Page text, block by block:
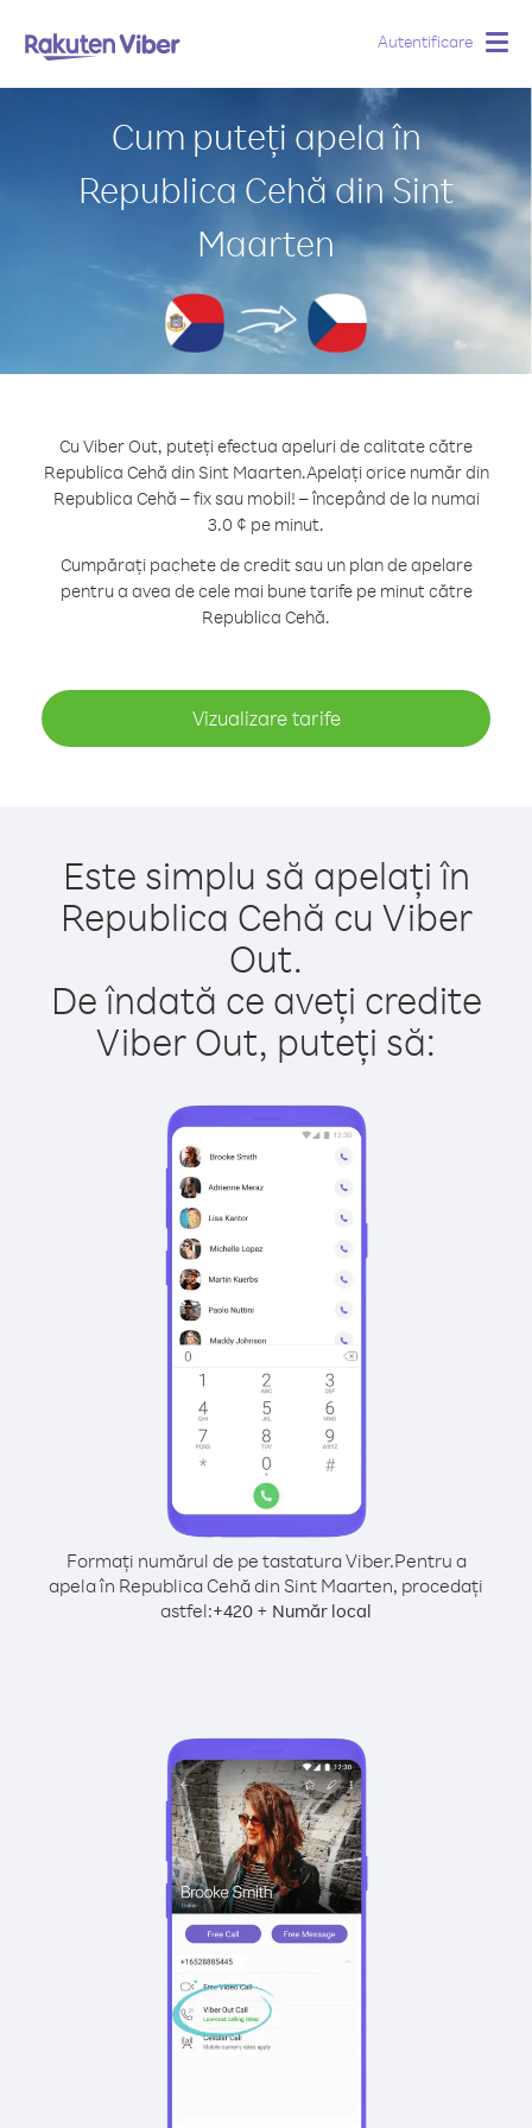
Autentificare
Cum puteți apela în
Republica Cehă din Sint
Maarten
Cu Viber Out, puteți efectua apeluri de calitate către
Republica Cehă din Sint Maarten.Apelați orice număr din
Republica Cehă – fix sau mobil! – începând de la numai
3.0 ¢ pe minut.
Cumpărați pachete de credit sau un plan de apelare
pentru a avea de cele mai bune tarife pe minut către
Republica Cehă.
Vizualizare tarife
Este simplu să apelați în
Republica Cehă cu Viber
Out.
De îndată ce aveți credite
Viber Out, puteți să:
Formați numărul de pe tastatura Viber.Pentru a
apela în Republica Cehă din Sint Maarten, procedați
astfel:+420 + Număr local